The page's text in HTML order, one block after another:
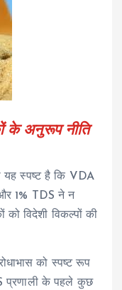
के अनुरूप नीति
स्पष्ट है कि VDA
1% TDS ने न
विदेशी विकल्पों की
को स्पष्ट रूप
प्रणाली के पहले कुछ